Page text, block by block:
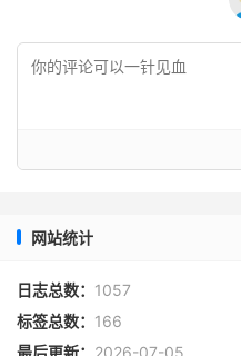
网站统计
日志总数： 1057
标签总数： 166
最后更新： 2026-07-05